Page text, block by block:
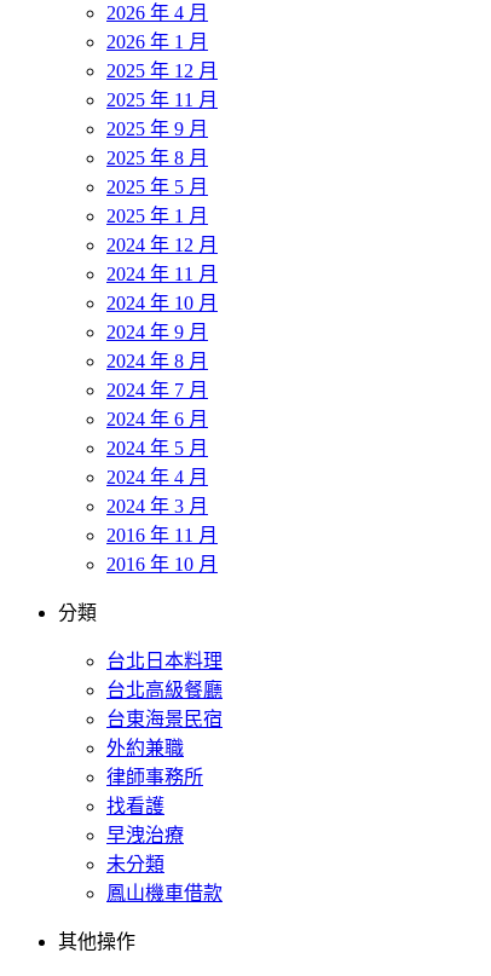
2026 年 4 月
2026 年 1 月
2025 年 12 月
2025 年 11 月
2025 年 9 月
2025 年 8 月
2025 年 5 月
2025 年 1 月
2024 年 12 月
2024 年 11 月
2024 年 10 月
2024 年 9 月
2024 年 8 月
2024 年 7 月
2024 年 6 月
2024 年 5 月
2024 年 4 月
2024 年 3 月
2016 年 11 月
2016 年 10 月
分類
台北日本料理
台北高級餐廳
台東海景民宿
外約兼職
律師事務所
找看護
早洩治療
未分類
鳳山機車借款
其他操作